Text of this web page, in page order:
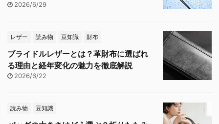
2026/6/29
レザー 読み物 豆知識 財布
ブライドルレザーとは？革財布に選ばれ
る理由と経年変化の魅力を徹底解説
2026/6/22
読み物 豆知識